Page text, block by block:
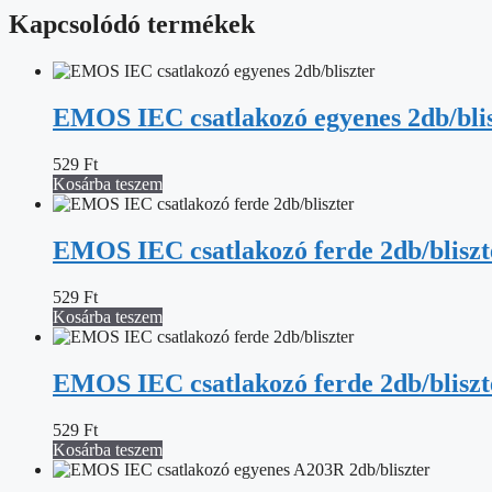
Kapcsolódó termékek
EMOS IEC csatlakozó egyenes 2db/
529 Ft
Kosárba teszem
EMOS IEC csatlakozó ferde 2db/
529 Ft
Kosárba teszem
EMOS IEC csatlakozó ferde 2db/
529 Ft
Kosárba teszem